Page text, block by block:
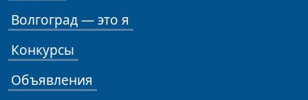
Волгоград — это я
Конкурсы
Объявления